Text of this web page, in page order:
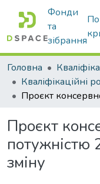
Фонди
та
зібрання
Головна
Проєкт
потужністю
зміну